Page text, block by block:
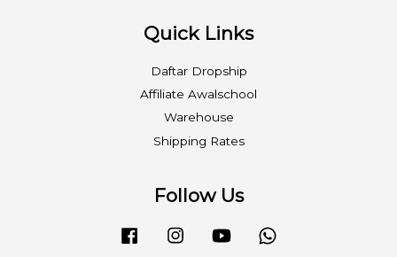
Quick Links
Daftar Dropship
Affiliate Awalschool
Warehouse
Shipping Rates
Follow Us
FacebookInstagramYouTube